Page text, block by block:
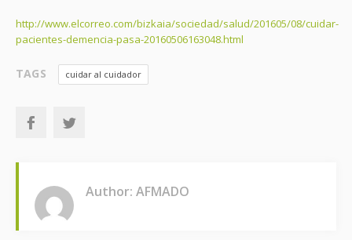
http://www.elcorreo.com/bizkaia/sociedad/salud/201605/08/cuidar-
pacientes-demencia-pasa-20160506163048.html
TAGS cuidar al cuidador
Author: AFMADO